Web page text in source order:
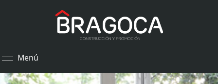
Menú